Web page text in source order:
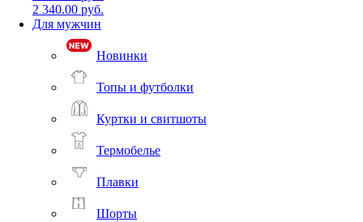
2 340.00 руб.
Для мужчин
Новинки
Топы и футболки
Куртки и свитшоты
Термобелье
Плавки
Шорты